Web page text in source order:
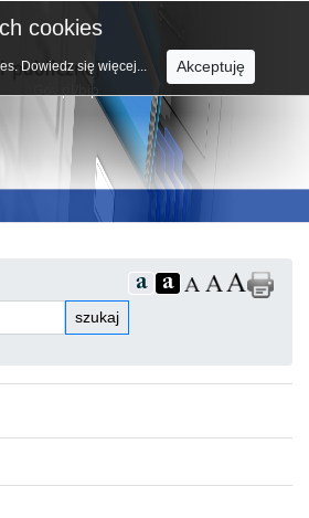
szukaj
cookies
Dowiedz się więcej... Akceptuję